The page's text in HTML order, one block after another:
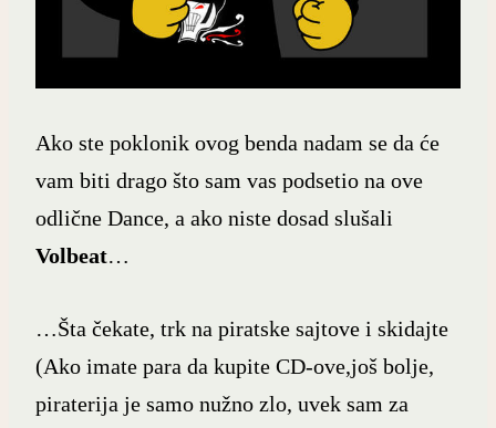
Ako ste poklonik ovog benda nadam se da će
vam biti drago što sam vas podsetio na ove
odlične Dance, a ako niste dosad slušali
Volbeat…
…Šta čekate, trk na piratske sajtove i skidajte
(Ako imate para da kupite CD-ove,još bolje,
piraterija je samo nužno zlo, uvek sam za